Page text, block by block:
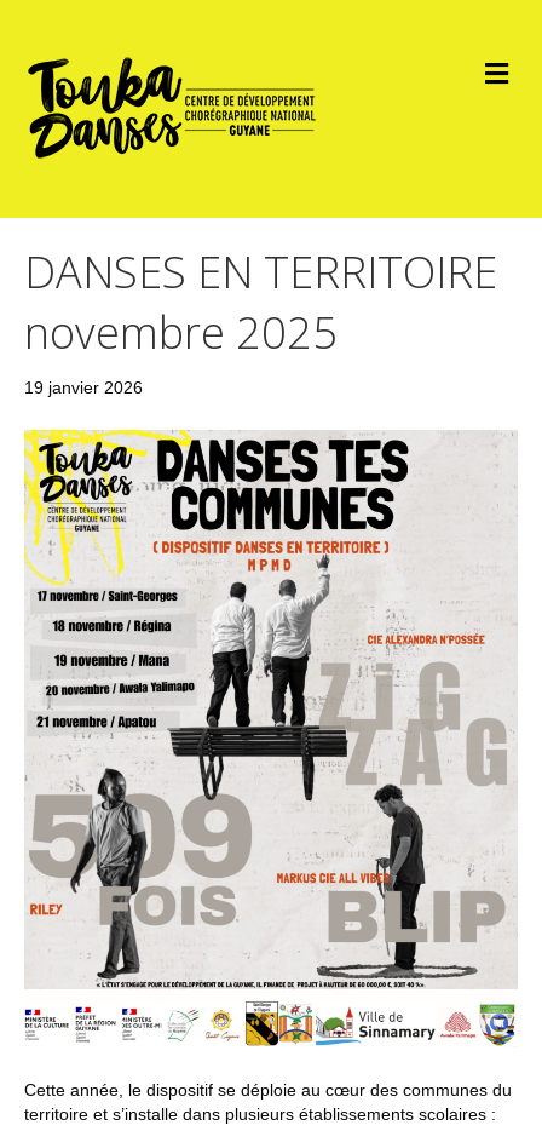
DANSES EN TERRITOIRE
novembre 2025
19 janvier 2026
Cette année, le dispositif se déploie au cœur des communes du
territoire et s’installe dans plusieurs établissements scolaires :